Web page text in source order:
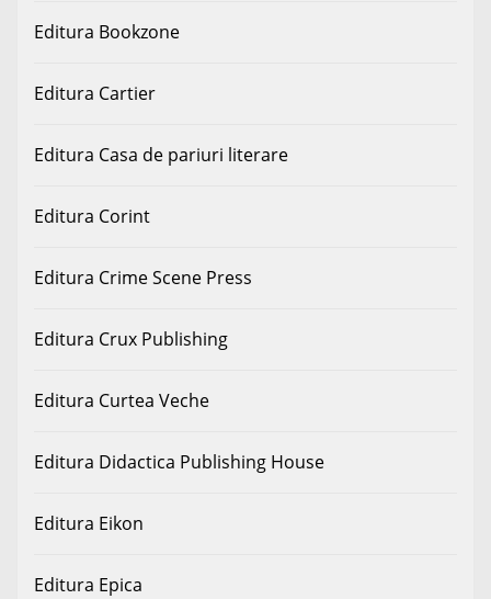
Editura Bookzone
Editura Cartier
Editura Casa de pariuri literare
Editura Corint
Editura Crime Scene Press
Editura Crux Publishing
Editura Curtea Veche
Editura Didactica Publishing House
Editura Eikon
Editura Epica